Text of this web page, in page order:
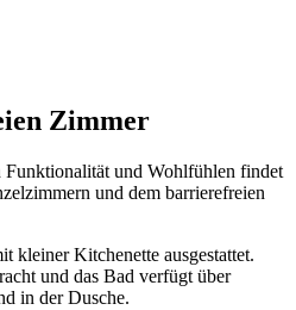
Zimmer
Funktionalität und Wohlfühlen findet
und dem barrierefreien
kleiner Kitchenette ausgestattet.
und das Bad verfügt über
in der Dusche.